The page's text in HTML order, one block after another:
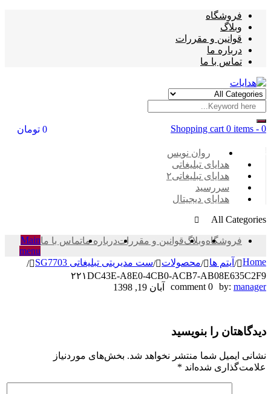
فروشگاه
وبلاگ
قوانین و مقررات
درباره ما
تماس با ما
Shopping cart 0 items -
0 تومان 0
Categories
روان نویس
هدایای تبلیغاتی
هدایای تبلیغاتی۲
سررسید
هدایای دیجیتال
All Categories
فروشگاهوبلاگقوانین و مقرراتدرباره ماتماس با ماMain
menu
Home
/ آیتم ها /محصولات /ست مدیریتی تبلیغاتی SG7703
/
۲۲۱DC43E-A8E0-4CB0-ACB7-AB08E635C2F9
۲۲۱DC43E-
4CB0-
ACB7-
AB08E635C2F9
by: manager
0 comment آبان 19, 1398
دیدگاهتان را بنویسید
نشانی ایمیل شما منتشر نخواهد شد. بخش‌های موردنیاز
علامت‌گذاری شده‌اند *